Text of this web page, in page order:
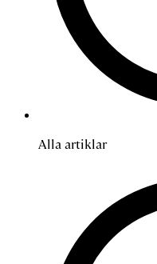
Alla artiklar